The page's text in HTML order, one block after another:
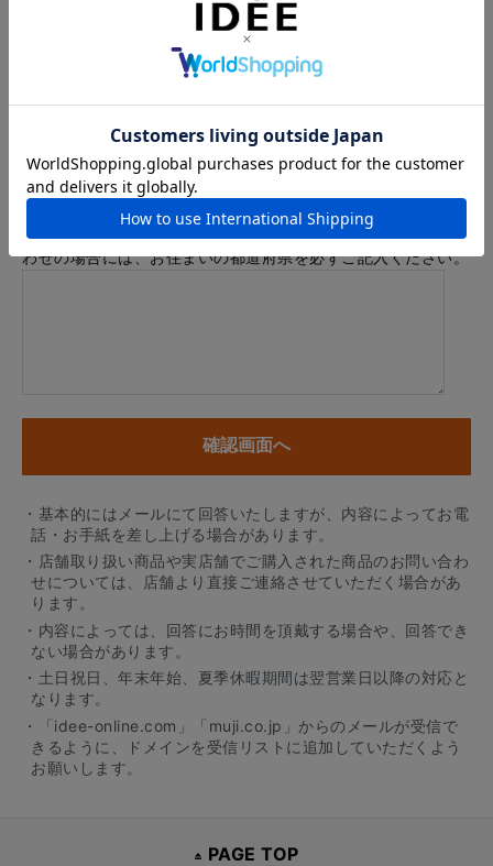
アドレスはご利用いただけません
内容
※商品に関するお問い合わせ、納期・お届けに関するお問い合
わせの場合には、お住まいの都道府県を必ずご記入ください。
・基本的にはメールにて回答いたしますが、内容によってお電
話・お手紙を差し上げる場合があります。
・店舗取り扱い商品や実店舗でご購入された商品のお問い合わ
せについては、店舗より直接ご連絡させていただく場合があ
ります。
・内容によっては、回答にお時間を頂戴する場合や、回答でき
ない場合があります。
・土日祝日、年末年始、夏季休暇期間は翌営業日以降の対応と
なります。
・「idee-online.com」「muji.co.jp」からのメールが受信で
きるように、ドメインを受信リストに追加していただくよう
お願いします。
PAGE TOP